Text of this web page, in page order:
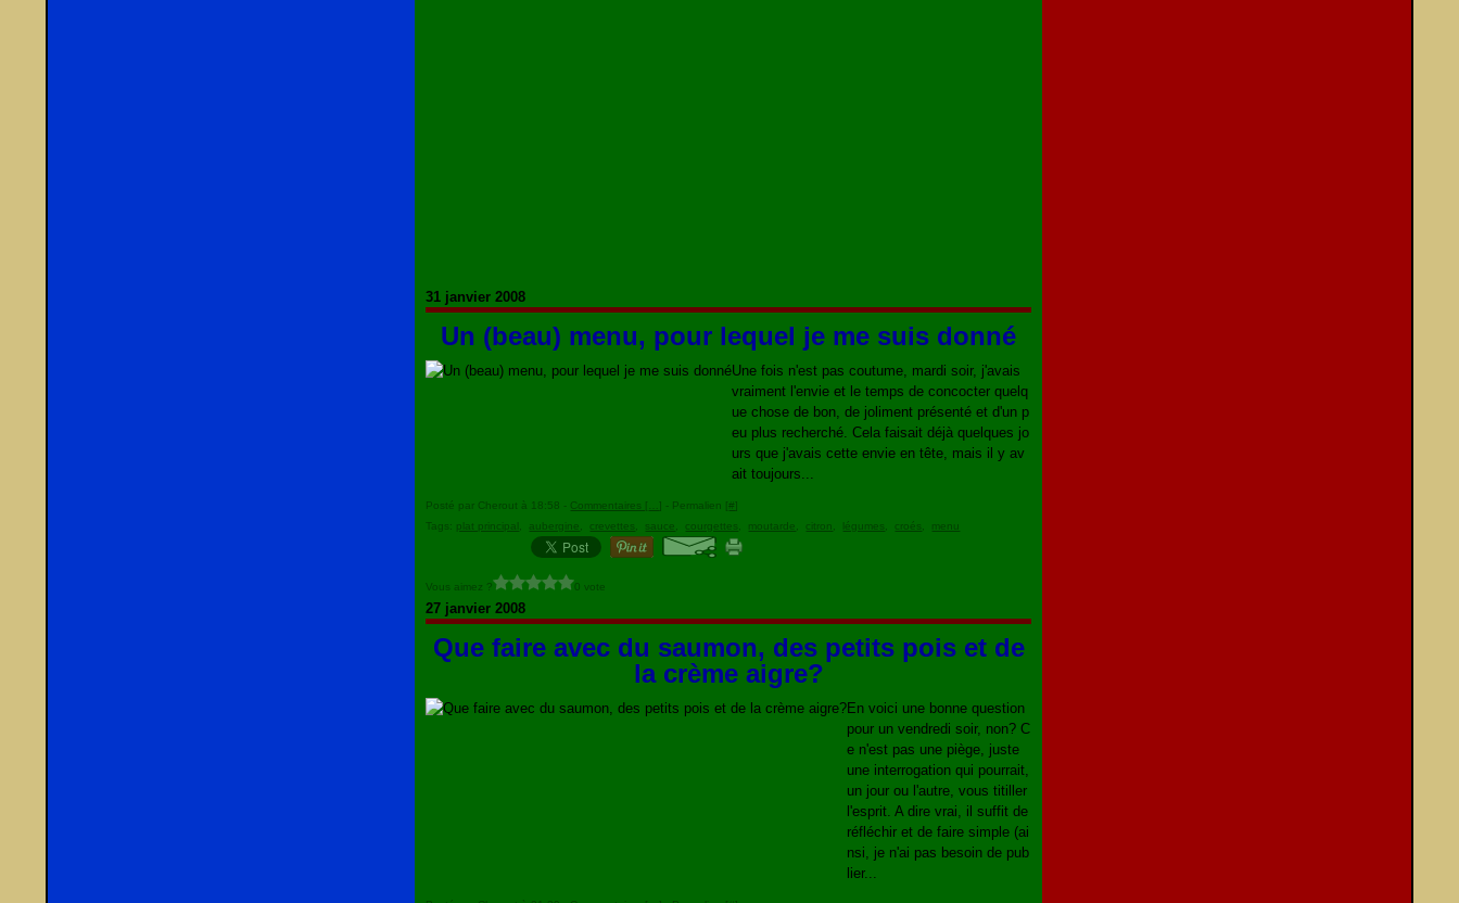
31 janvier 2008
Un (beau) menu, pour lequel je me suis donné
Une fois n'est pas coutume, mardi soir, j'avais
vraiment l'envie et le temps de concocter quelq
ue chose de bon, de joliment présenté et d'un p
eu plus recherché. Cela faisait déjà quelques jo
urs que j'avais cette envie en tête, mais il y av
ait toujours...
Posté par Cherout à 18:58 - Commentaires [ …] - Permalien [#]
Tags: plat principal aubergine crevettes sauce courgettes moutarde citron légumes croés menu
Vous aimez ? 0 vote
27 janvier 2008
Que faire avec du saumon, des petits pois et de
la crème aigre?
En voici une bonne question
pour un vendredi soir, non? C
e n'est pas une piège, juste
une interrogation qui pourrait,
un jour ou l'autre, vous titiller
l'esprit. A dire vrai, il suffit de
réfléchir et de faire simple (ai
nsi, je n'ai pas besoin de pub
lier...